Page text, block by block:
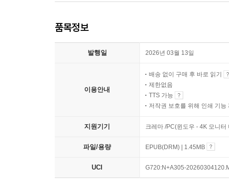
품목정보
발행일 2026년 03월 13일
이용안내
배송 없이 구매 후 바로 읽기
제한없음
TTS 가능
저작권 보호를 위해 인쇄 기능
지원기기 크레마 /PC(윈도우 - 4K 모니
파일/용량 EPUB(DRM) | 1.45MB
UCI G720:N+A305-